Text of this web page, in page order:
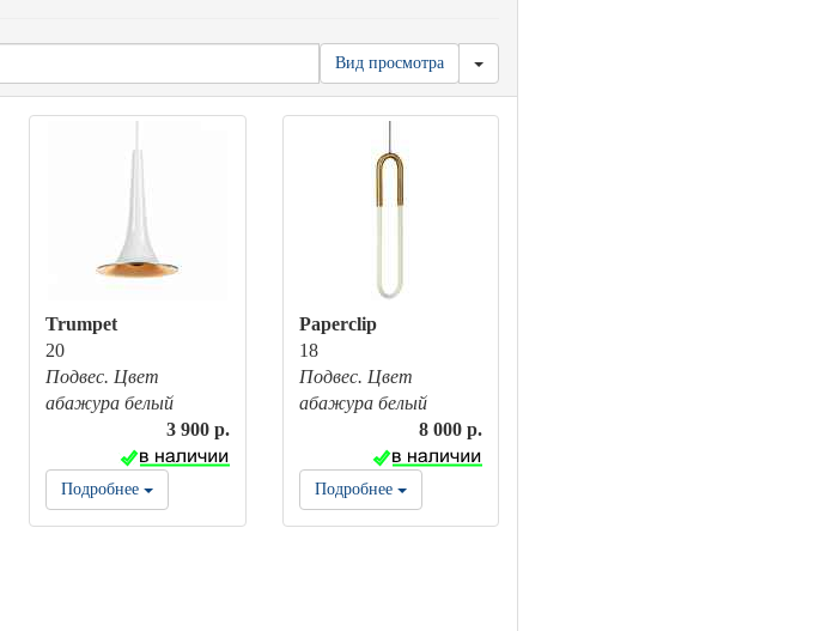
Вид просмотра
Trumpet
20
Подвес. Цвет
абажура белый
3 900 р.
Подробнее
Paperclip
18
Подвес. Цвет
абажура белый
8 000 р.
Подробнее